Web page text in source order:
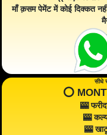
माँ क़सम पेमेंट में कोई दिक्कत
सीधे
⭕️
🎰
🎰
🎰